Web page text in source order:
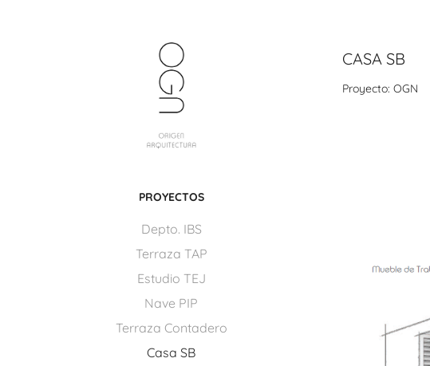
PROYECTOS
Depto. IBS
Terraza TAP
Estudio TEJ
Nave PIP
Terraza Contadero
Casa SB
CASA SB
Proyecto: OGN